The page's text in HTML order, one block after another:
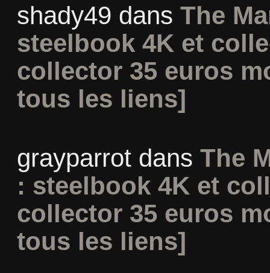
shady49 dans The
steelbook 4K et
collector 35 euros
tous les liens]
grayparrotdans The
: steelbook 4K et
collector 35 euros
tous les liens]